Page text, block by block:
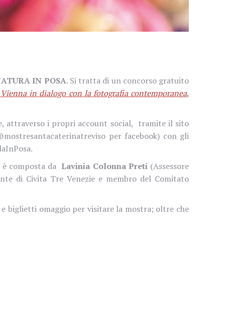
IN POSA. Si tratta di un concorso gratuito
in dialogo con la fotografia contemporanea,
attraverso i propri account social, tramite il sito
per facebook) con gli
è composta da Lavinia Colonna Preti (Assessore
di Civita Tre Venezie e membro del Comitato
e biglietti omaggio per visitare la mostra; oltre che